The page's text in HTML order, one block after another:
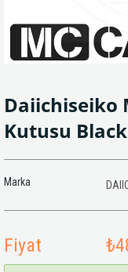
Daiichiseiko
Kutusu Black
Marka
Fiyat